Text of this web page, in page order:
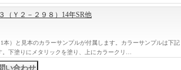
（Ｙ２－２９８）14年SR他
）と見本のカラーサンプルが付属します。カラーサンプルは下記
下塗りにメタリックを塗り、上にカラークリ…